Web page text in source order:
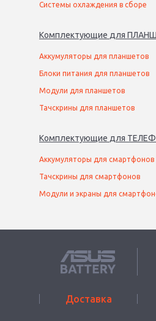
Системы охлаждения в сборе
Комплектующие для
Аккумуляторы для планшетов
Блоки питания для планшетов
Модули для планшетов
Тачскрины для планшетов
Комплектующие для
Аккумуляторы для смартфонов
Тачскрины для смартфонов
Модули и экраны для
Доставка